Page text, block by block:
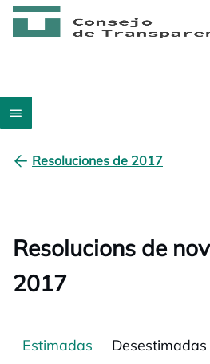
Resoluciones de 2017
Resolucions de
2017
Estimadas Desestimadas